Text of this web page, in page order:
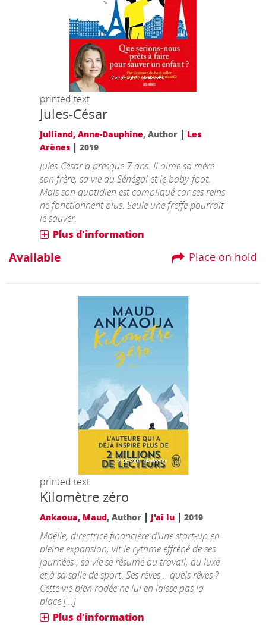
printed text
Jules-César
Julliand, Anne-Dauphine, Author | Les
Arènes |2019
Jules-César a presque 7 ans. Il aime sa mère
son frère, sa vie au Sénégal et le baby-foot.
Mais son quotidien est compliqué car ses reins
ne fonctionnent plus. Seule une freffe pourrait
le sauver.
Plus d'information
Place on hold
Available
printed text
Kilomètre zéro
Ankaoua, Maud, Author | J'ai lu |2019
Maëlle, directrice financière d'une start-up en
pleine expansion, vit le rythme effréné de ses
journées ; sa vie se résume au travail, au luxe
et à sa salle de sport. Ses rêves... quels rêves ?
Cette vie bien rodée ne lui en laisse pas la
place [...]
Plus d'information